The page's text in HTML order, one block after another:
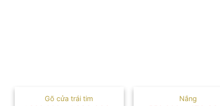
Gõ cửa trái tim Nắng